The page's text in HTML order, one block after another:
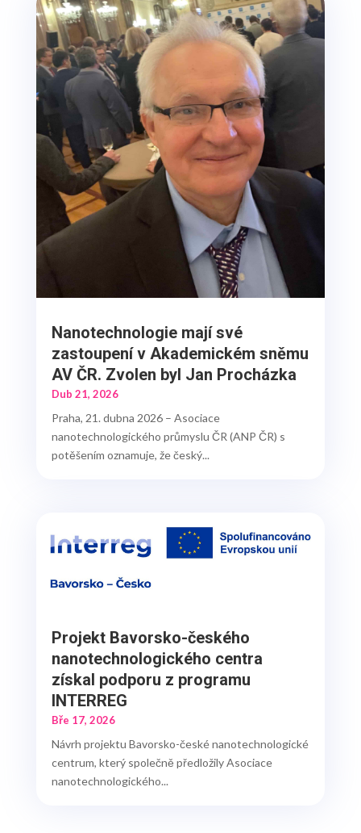
Nanotechnologie mají své
zastoupení v Akademickém sněmu
AV ČR. Zvolen byl Jan Procházka
Dub 21, 2026
Praha, 21. dubna 2026 – Asociace
nanotechnologického průmyslu ČR (ANP ČR) s
potěšením oznamuje, že český...
Projekt Bavorsko-českého
nanotechnologického centra
získal podporu z programu
INTERREG
Bře 17, 2026
Návrh projektu Bavorsko-české nanotechnologické
centrum, který společně předložily Asociace
nanotechnologického...